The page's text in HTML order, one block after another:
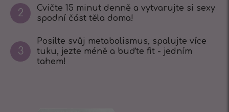
2
Cvičte 15 minut denně a vytvarujte si sexy
spodní část těla doma!
3
Posilte svůj metabolismus, spalujte více
tuku, jezte méně a buďte fit - jedním
tahem!